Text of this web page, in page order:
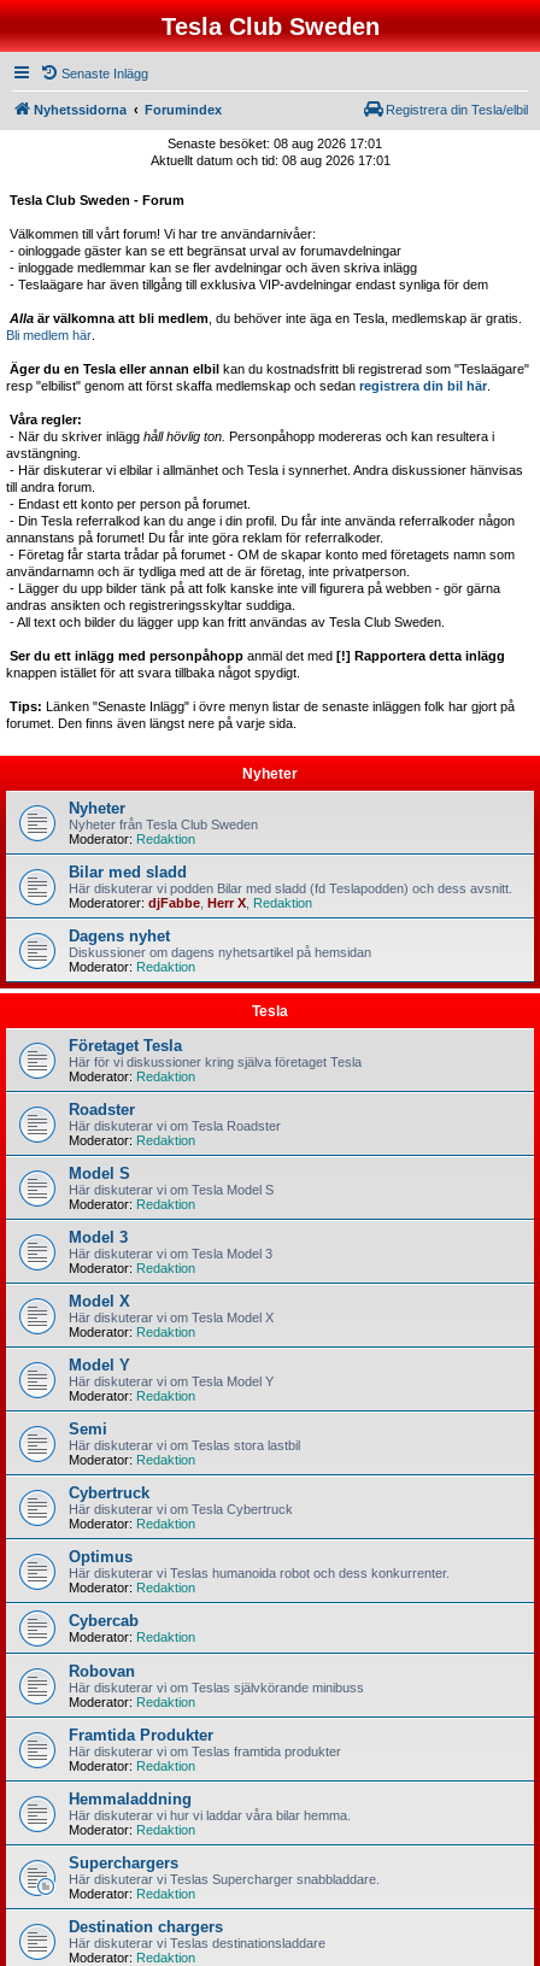
Tesla Club Sweden
Senaste Inlägg
Nyhetssidorna Forumindex Registrera din Tesla/elbil
Senaste besöket: 08 aug 2026 17:01
Aktuellt datum och tid: 08 aug 2026 17:01
Tesla Club Sweden - Forum
Välkommen till vårt forum! Vi har tre användarnivåer:
- oinloggade gäster kan se ett begränsat urval av forumavdelningar
- inloggade medlemmar kan se fler avdelningar och även skriva inlägg
- Teslaägare har även tillgång till exklusiva VIP-avdelningar endast synliga för dem
Alla är välkomna att bli medlem , du behöver inte äga en Tesla, medlemskap är gratis.
Bli medlem här
Äger du en Tesla eller annan elbil kan du kostnadsfritt bli registrerad som "Teslaägare"
resp "elbilist" genom att först skaffa medlemskap och sedan registrera din bil här.
Våra regler:
- När du skriver inlägg håll hövlig ton. Personpåhopp modereras och kan resultera i
avstängning.
- Här diskuterar vi elbilar i allmänhet och Tesla i synnerhet. Andra diskussioner hänvisas
till andra forum.
- Endast ett konto per person på forumet.
- Din Tesla referralkod kan du ange i din profil. Du får inte använda referralkoder någon
annanstans på forumet! Du får inte göra reklam för referralkoder.
- Företag får starta trådar på forumet - OM de skapar konto med företagets namn som
användarnamn och är tydliga med att de är företag, inte privatperson.
- Lägger du upp bilder tänk på att folk kanske inte vill figurera på webben - gör gärna
andras ansikten och registreringsskyltar suddiga.
- All text och bilder du lägger upp kan fritt användas av Tesla Club Sweden.
Ser du ett inlägg med personpåhopp anmäl det med [!] Rapportera detta inlägg
knappen istället för att svara tillbaka något spydigt.
Tips: Länken "Senaste Inlägg" i övre menyn listar de senaste inläggen folk har gjort på
forumet. Den finns även längst nere på varje sida.
Nyheter
Nyheter
Nyheter från Tesla Club Sweden
Moderator: Redaktion
Bilar med sladd
Här diskuterar vi podden Bilar med sladd (fd Teslapodden) och dess avsnitt.
Moderatorer: djFabbe Herr X Redaktion
Dagens nyhet
Diskussioner om dagens nyhetsartikel på hemsidan
Moderator: Redaktion
Tesla
Företaget Tesla
Här för vi diskussioner kring själva företaget Tesla
Moderator: Redaktion
Roadster
Här diskuterar vi om Tesla Roadster
Moderator: Redaktion
Model S
Här diskuterar vi om Tesla Model S
Moderator: Redaktion
Model 3
Här diskuterar vi om Tesla Model 3
Moderator: Redaktion
Model X
Här diskuterar vi om Tesla Model X
Moderator: Redaktion
Model Y
Här diskuterar vi om Tesla Model Y
Moderator: Redaktion
Semi
Här diskuterar vi om Teslas stora lastbil
Moderator: Redaktion
Cybertruck
Här diskuterar vi om Tesla Cybertruck
Moderator: Redaktion
Optimus
Här diskuterar vi Teslas humanoida robot och dess konkurrenter.
Moderator: Redaktion
Cybercab
Moderator: Redaktion
Robovan
Här diskuterar vi om Teslas självkörande minibuss
Moderator: Redaktion
Framtida Produkter
Här diskuterar vi om Teslas framtida produkter
Moderator: Redaktion
Hemmaladdning
Här diskuterar vi hur vi laddar våra bilar hemma.
Moderator: Redaktion
Superchargers
Här diskuterar vi Teslas Supercharger snabbladdare.
Moderator: Redaktion
Destination chargers
Här diskuterar vi Teslas destinationsladdare
Moderator: Redaktion